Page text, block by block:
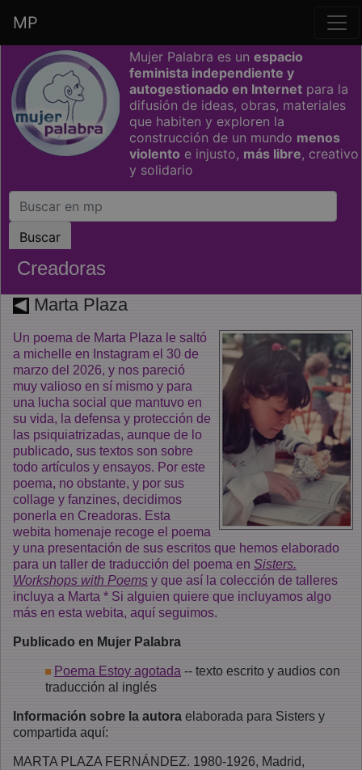
Saltar grupo de enlaces
MP
Mujer Palabra es un espacio
feminista independiente y
autogestionado en Internet para la
difusión de ideas, obras, materiales
que habiten y exploren la
construcción de un mundo menos
violento e injusto, más libre, creativo
y solidario
Creadoras
Marta Plaza
Un poema de Marta Plaza le saltó
a michelle en Instagram el 30 de
marzo del 2026, y nos pareció
muy valioso en sí mismo y para
una lucha social que mantuvo en
su vida, la defensa y protección de
las psiquiatrizadas, aunque de lo
publicado, sus textos son sobre
todo artículos y ensayos. Por este
poema, no obstante, y por sus
collage y fanzines, decidimos
ponerla en Creadoras. Esta
webita homenaje recoge el poema
y una presentación de sus escritos que hemos elaborado
para un taller de traducción del poema en Sisters.
Workshops with Poems y que así la colección de talleres
incluya a Marta * Si alguien quiere que incluyamos algo
más en esta webita, aquí seguimos.
Publicado en Mujer Palabra
Poema Estoy agotada -- texto escrito y audios con
traducción al inglés
Información sobre la autora elaborada para Sisters y
compartida aquí:
MARTA PLAZA FERNÁNDEZ. 1980-1926, Madrid,